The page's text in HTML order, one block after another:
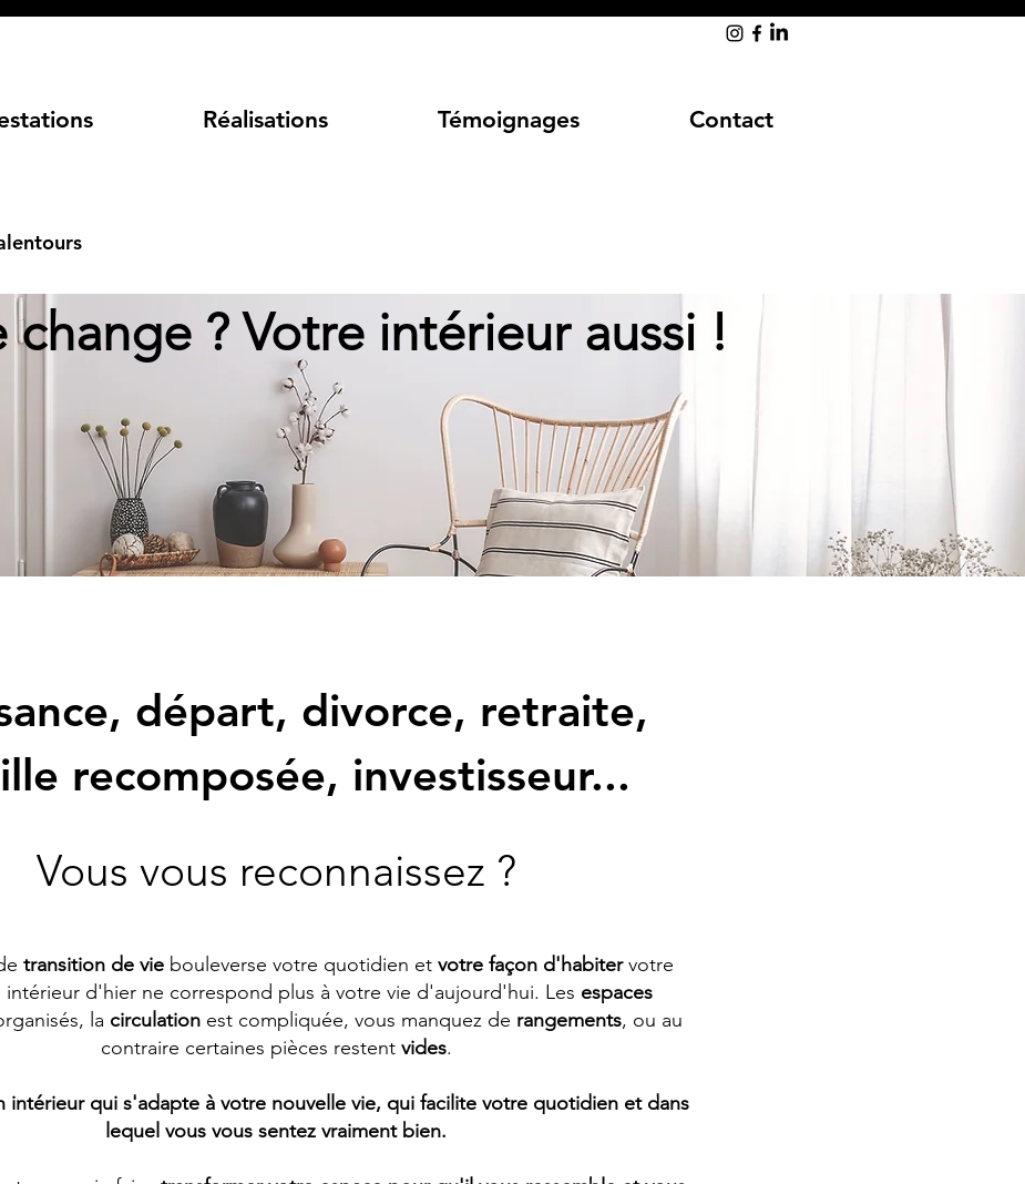
Réalisations Témoignages Contact
change ? Votre intérieur aussi !
départ, divorce, retraite,
recomposée, investisseur...
Vous vous reconnaissez ?
transition de viebouleverse votre quotidien et votre façon d'habitervotre
intérieur d'hier ne correspond plus à votre vie d'aujourd'hui. Les espaces
la circulation est compliquée, vous manquez de rangements, ou au
contraire certaines pièces restent vides.
intérieur qui s'adapte à votre nouvelle vie, qui facilite votre quotidien et dans
lequel vous vous sentez vraiment bien.